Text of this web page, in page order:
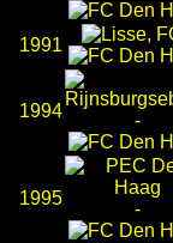
1991
1994 -
1995
-